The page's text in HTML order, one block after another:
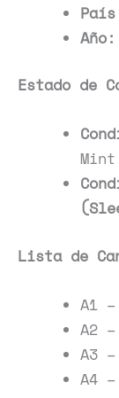
Año:
Estado de
Lista de
A1
A2 –
A3
A4